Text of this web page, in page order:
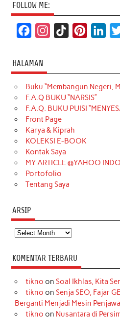
FOLLOW ME:
c
e
b
o
o
k
t
a
g
r
a
m
T
o
k
t
e
r
k
e
d
HALAMAN
Buku “Membangun Negeri,
F.A.Q BUKU “NARSIS”
F.A.Q. BUKU PUISI
Front Page
Karya & Kiprah
KOLEKSI E-BOOK
Kontak Saya
MY ARTICLE @YAHOO
Portofolio
Tentang Saya
ARSIP
Arsip
KOMENTAR TERBARU
tikno on Soal Ikhlas, Kita
tikno on Senja SEO, Fajar
Berganti Menjadi Mesin
tikno on Nusantara di